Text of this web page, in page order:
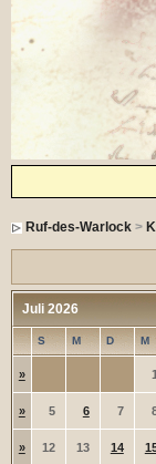
Ruf-des-Warlock>
Juli 2026
S M D M
» 1
» 5 6 7
» 12 13 14